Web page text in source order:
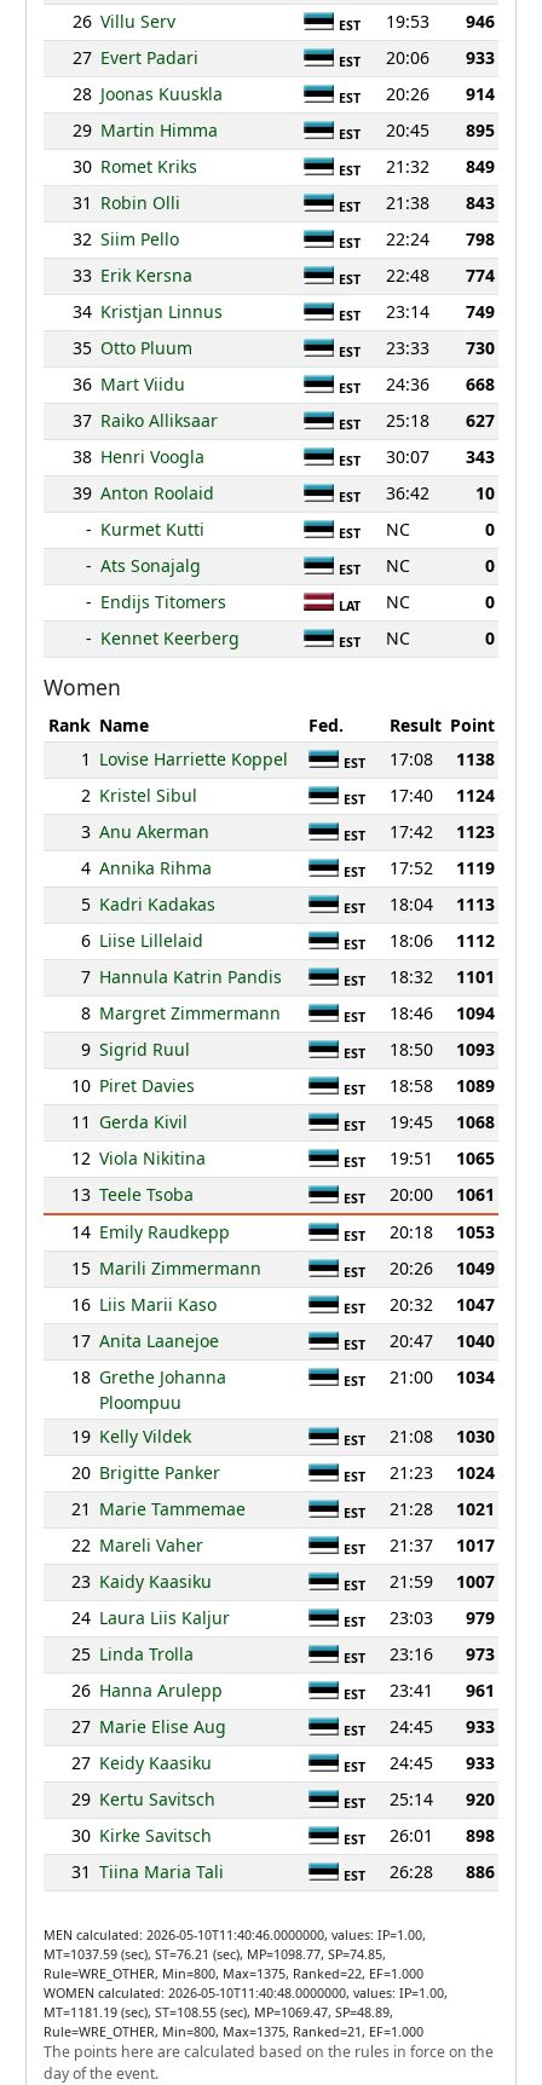
26 Villu Serv EST 19:53
946
27 Evert Padari EST 20:06
933
28 Joonas Kuuskla EST 20:26
914
29 Martin Himma EST 20:45
895
30 Romet Kriks EST 21:32
849
31 Robin Olli EST 21:38
843
32 Siim Pello EST 22:24
798
33 Erik Kersna EST 22:48
774
34 Kristjan Linnus EST 23:14
749
35 Otto Pluum EST 23:33
730
36 Mart Viidu EST 24:36
668
37 Raiko Alliksaar EST 25:18
627
38 Henri Voogla EST 30:07
343
39 Anton Roolaid EST 36:42
10
- Kurmet Kutti EST NC
0
- Ats Sonajalg EST NC
0
- Endijs Titomers LAT NC
0
- Kennet Keerberg EST NC 0
Women
Rank Name Fed. Result Point
1 Lovise Harriette Koppel EST 17:08
1138
2 Kristel Sibul EST 17:40
1124
3 Anu Akerman EST 17:42
1123
4 Annika Rihma EST 17:52
1119
5 Kadri Kadakas EST 18:04
1113
6 Liise Lillelaid EST 18:06
1112
7 Hannula Katrin Pandis EST 18:32
1101
8 Margret Zimmermann EST 18:46
1094
9 Sigrid Ruul EST 18:50
1093
10 Piret Davies EST 18:58
1089
11 Gerda Kivil EST 19:45
1068
12 Viola Nikitina EST 19:51
1065
13 Teele Tsoba EST 20:00
1061
14 Emily Raudkepp EST 20:18
1053
15 Marili Zimmermann EST 20:26
1049
16 Liis Marii Kaso EST 20:32
1047
17 Anita Laanejoe EST 20:47
1040
18 Grethe Johanna
Ploompuu
EST 21:00 1034
19 Kelly Vildek EST 21:08
1030
20 Brigitte Panker EST 21:23
1024
21 Marie Tammemae EST 21:28
1021
22 Mareli Vaher EST 21:37
1017
23 Kaidy Kaasiku EST 21:59
1007
24 Laura Liis Kaljur EST 23:03
979
25 Linda Trolla EST 23:16
973
26 Hanna Arulepp EST 23:41
961
27 Marie Elise Aug EST 24:45
933
27 Keidy Kaasiku EST 24:45
933
29 Kertu Savitsch EST 25:14
920
30 Kirke Savitsch EST 26:01
898
31 Tiina Maria Tali EST 26:28 886
MEN calculated: 2026-05-10T11:40:46.0000000, values: IP=1.00,
MT=1037.59 (sec), ST=76.21 (sec), MP=1098.77, SP=74.85,
Rule=WRE_OTHER, Min=800, Max=1375, Ranked=22, EF=1.000
WOMEN calculated: 2026-05-10T11:40:48.0000000, values: IP=1.00,
MT=1181.19 (sec), ST=108.55 (sec), MP=1069.47, SP=48.89,
Rule=WRE_OTHER, Min=800, Max=1375, Ranked=21, EF=1.000
The points here are calculated based on the rules in force on the
day of the event.